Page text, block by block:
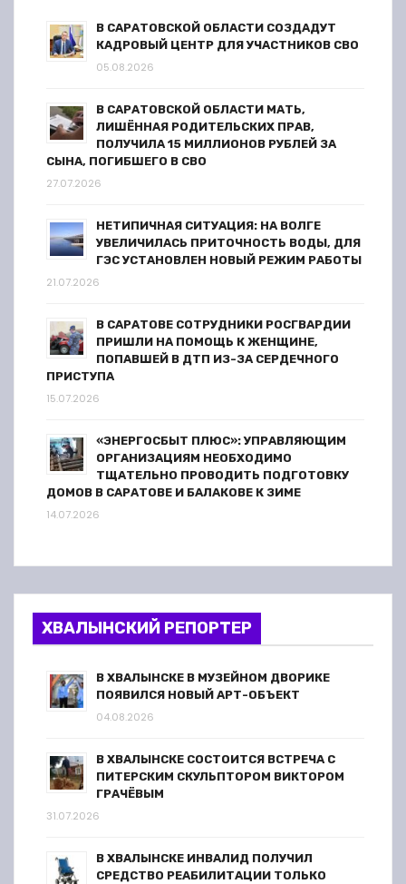
В САРАТОВСКОЙ ОБЛАСТИ СОЗДАДУТ
КАДРОВЫЙ ЦЕНТР ДЛЯ УЧАСТНИКОВ СВО
05.08.2026
В САРАТОВСКОЙ ОБЛАСТИ МАТЬ,
ЛИШЁННАЯ РОДИТЕЛЬСКИХ ПРАВ,
ПОЛУЧИЛА 15 МИЛЛИОНОВ РУБЛЕЙ ЗА
СЫНА, ПОГИБШЕГО В СВО
27.07.2026
НЕТИПИЧНАЯ СИТУАЦИЯ: НА ВОЛГЕ
УВЕЛИЧИЛАСЬ ПРИТОЧНОСТЬ ВОДЫ, ДЛЯ
ГЭС УСТАНОВЛЕН НОВЫЙ РЕЖИМ РАБОТЫ
21.07.2026
В САРАТОВЕ СОТРУДНИКИ РОСГВАРДИИ
ПРИШЛИ НА ПОМОЩЬ К ЖЕНЩИНЕ,
ПОПАВШЕЙ В ДТП ИЗ-ЗА СЕРДЕЧНОГО
ПРИСТУПА
15.07.2026
«ЭНЕРГОСБЫТ ПЛЮС»: УПРАВЛЯЮЩИМ
ОРГАНИЗАЦИЯМ НЕОБХОДИМО
ТЩАТЕЛЬНО ПРОВОДИТЬ ПОДГОТОВКУ
ДОМОВ В САРАТОВЕ И БАЛАКОВЕ К ЗИМЕ
14.07.2026
ХВАЛЫНСКИЙ РЕПОРТЕР
В ХВАЛЫНСКЕ В МУЗЕЙНОМ ДВОРИКЕ
ПОЯВИЛСЯ НОВЫЙ АРТ-ОБЪЕКТ
04.08.2026
В ХВАЛЫНСКЕ СОСТОИТСЯ ВСТРЕЧА С
ПИТЕРСКИМ СКУЛЬПТОРОМ ВИКТОРОМ
ГРАЧЁВЫМ
31.07.2026
В ХВАЛЫНСКЕ ИНВАЛИД ПОЛУЧИЛ
СРЕДСТВО РЕАБИЛИТАЦИИ ТОЛЬКО